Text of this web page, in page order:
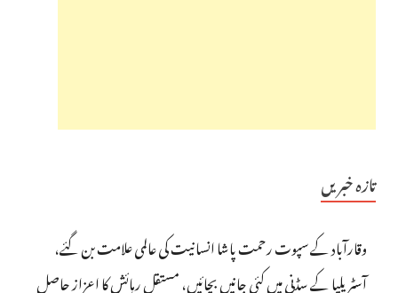
تازہ خبریں
وقارآباد کے سپوت رحمت پاشا انسانیت کی عالمی علامت بن گئے،
آسٹریلیا کے سڈنی میں کئی جانیں بچائیں، مستقل رہائش کا اعزاز حاصل